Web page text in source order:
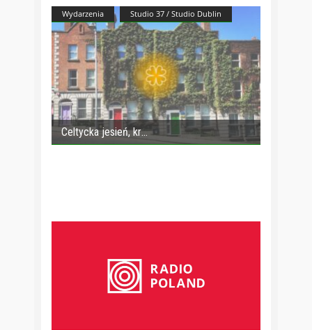
Wydarzenia Studio 37 / Studio Dublin
Celtycka jesień, kr